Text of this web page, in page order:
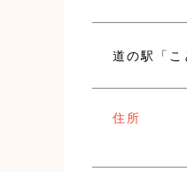
道の駅「こ
住所